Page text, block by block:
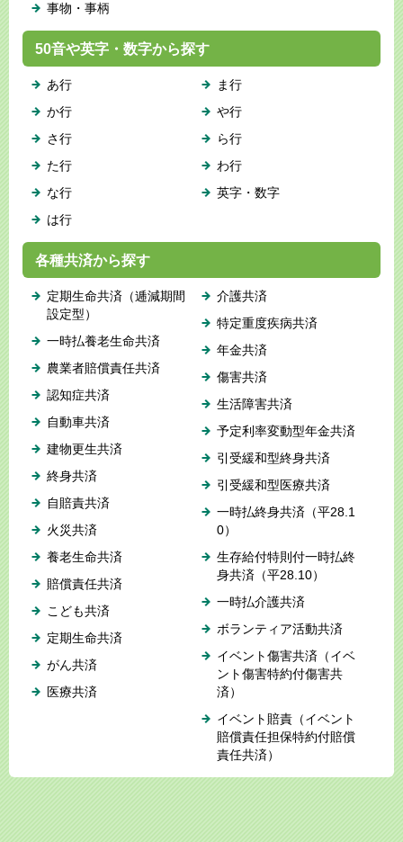
事物・事柄
50音や英字・数字から探す
あ行
か行
さ行
た行
な行
は行
ま行
や行
ら行
わ行
英字・数字
各種共済から探す
定期生命共済（逓減期間
設定型）
一時払養老生命共済
農業者賠償責任共済
認知症共済
自動車共済
建物更生共済
終身共済
自賠責共済
火災共済
養老生命共済
賠償責任共済
こども共済
定期生命共済
がん共済
医療共済
介護共済
特定重度疾病共済
年金共済
傷害共済
生活障害共済
予定利率変動型年金共済
引受緩和型終身共済
引受緩和型医療共済
一時払終身共済（平28.1
0）
生存給付特則付一時払終
身共済（平28.10）
一時払介護共済
ボランティア活動共済
イベント傷害共済（イベ
ント傷害特約付傷害共
済）
イベント賠責（イベント
賠償責任担保特約付賠償
責任共済）